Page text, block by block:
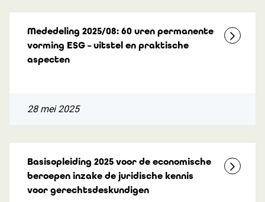
Mededeling 2025/08: 60 uren permanente
vorming ESG – uitstel en praktische
aspecten
28 mei 2025
Basisopleiding 2025 voor de economische
beroepen inzake de juridische kennis
voor gerechtsdeskundigen